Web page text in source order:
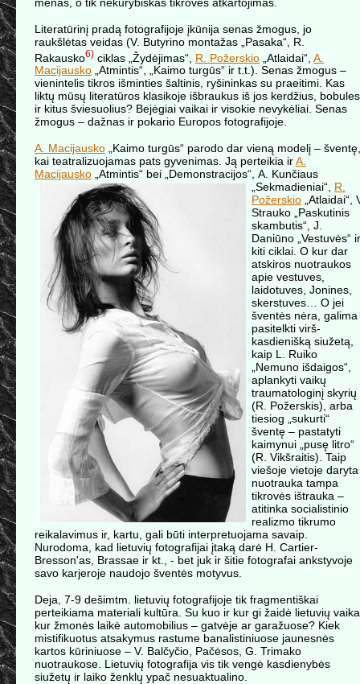
Literatūrinį pradą fotografijoje įkūnija senas žmogus, jo
raukšlėtas veidas (V. Butyrino montažas „Pasaka“, R.
Rakausko6) ciklas „Žydėjimas“, R. Požerskio „Atlaidai“, A.
Macijausko „Atmintis“, „Kaimo turgūs“ ir t.t.). Senas žmogus –
vienintelis tikros išminties šaltinis, ryšininkas su praeitimi. Kas
liktų mūsų literatūros klasikoje išbraukus iš jos kerdžius, bobules
ir kitus šviesuolius? Bejėgiai vaikai ir visokie nevykėliai. Senas
žmogus – dažnas ir pokario Europos fotografijoje.
A. Macijausko „Kaimo turgūs“ parodo dar vieną modelį – šventę,
kai teatralizuojamas pats gyvenimas. Ją perteikia irA.
Macijausko „Atmintis“ bei „Demonstracijos“, A. Kunčiaus
„Sekmadieniai“, R.
Požerskio „Atlaidai“,
Strauko „Paskutinis
skambutis“, J.
Daniūno „Vestuvės“ ir
kiti ciklai. O kur dar
atskiros nuotraukos
apie vestuves,
laidotuves, Jonines,
skerstuves… O jei
šventės nėra, galima
pasitelkti virš-
kasdienišką siužetą,
kaip L. Ruiko
„Nemuno išdaigos“,
aplankyti vaikų
traumatologinį skyrių
(R. Požerskis), arba
tiesiog „sukurti“
šventę – pastatyti
kaimynui „pusę litro“
(R. Vikšraitis). Taip
viešoje vietoje daryta
nuotrauka tampa
tikrovės ištrauka –
atitinka socialistinio
realizmo tikrumo
reikalavimus ir, kartu, gali būti interpretuojama savaip.
Nurodoma, kad lietuvių fotografijai įtaką darė H. Cartier-
Bresson'as, Brassae ir kt., - bet juk ir šitie fotografai ankstyvoje
savo karjeroje naudojo šventės motyvus.
Deja, 7-9 dešimtm. lietuvių fotografijoje tik fragmentiškai
perteikiama materiali kultūra. Su kuo ir kur gi žaidė lietuvių
kur žmonės laikė automobilius – gatvėje ar garažuose? Kiek
mistifikuotus atsakymus rastume banalistiniuose jaunesnės
kartos kūriniuose – V. Balčyčio, Pačėsos, G. Trimako
nuotraukose. Lietuvių fotografija vis tik vengė kasdienybės
siužetų ir laiko ženklų ypač nesuaktualino.